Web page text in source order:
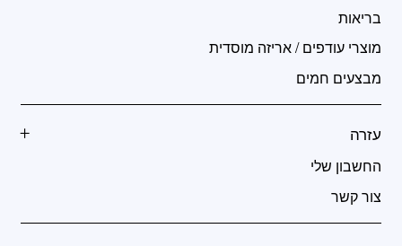
בריאות
מוצרי עודפים / אריזה מוסדית
מבצעים חמים
עזרה
החשבון שלי
צור קשר